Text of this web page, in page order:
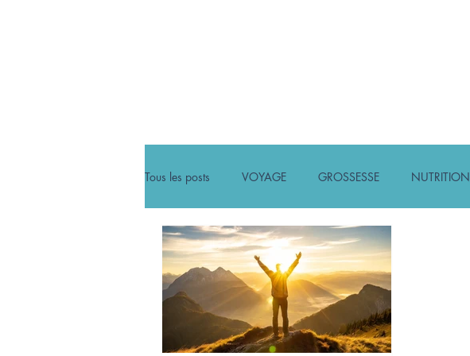
Tous les posts VOYAGE GROSSESSE NUTRITION
ARTICLES